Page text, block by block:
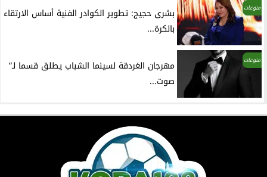
منوعات
بشرى حجيج: تطوير الكوادر الفنية أساس الارتقاء
بالكرة...
منوعات
مهرجان الغردقة لسينما الشباب يطلق قسما لـ”
صوت...